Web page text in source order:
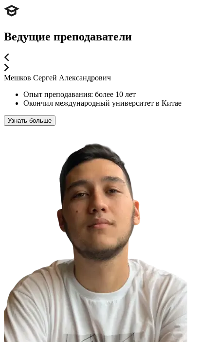
Ведущие преподаватели
Мешков Сергей Александрович
Опыт преподавания: более 10 лет
Окончил международный университет в Китае
Узнать больше